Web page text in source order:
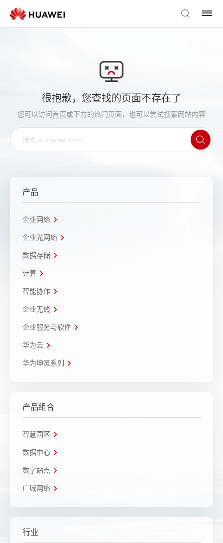
很抱歉，您查找的页面不存在了
您可以访问首页或下方的热门页面，也可以尝试搜索网站内容
产品
企业网络
企业光网络
数据存储
计算
智能协作
企业无线
企业服务与软件
华为云
华为坤灵系列
产品组合
智慧园区
数据中心
数字站点
广域网络
行业